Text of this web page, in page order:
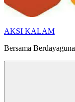
AKSI KALAM
Bersama Berdayaguna